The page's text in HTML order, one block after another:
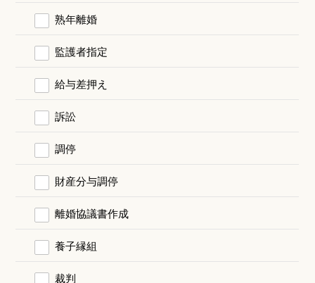
熟年離婚
監護者指定
給与差押え
訴訟
調停
財産分与調停
離婚協議書作成
養子縁組
裁判